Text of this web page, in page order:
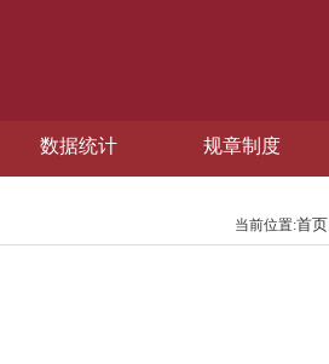
数据统计 规章制度
当前位置:首页